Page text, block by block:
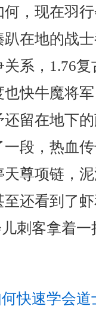
，现在羽
在地的战
系，1.76复
快牛魔将
留在地下
段，热血
尊项链，
还看到了
刺客拿着
快速学会道